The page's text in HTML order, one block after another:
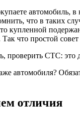
автомобиль,
что в таких
купленной
Так что простой
автомобиля?
отличия